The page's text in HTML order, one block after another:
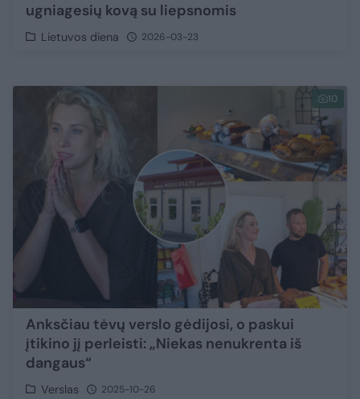
ugniagesių kovą su liepsnomis
Lietuvos diena 2026-03-23
10
Anksčiau tėvų verslo gėdijosi, o paskui
įtikino jį perleisti: „Niekas nenukrenta iš
dangaus“
Verslas 2025-10-26